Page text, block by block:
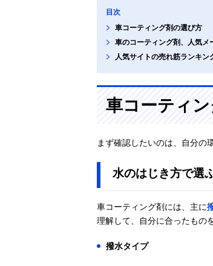
目次
車コーティング剤の選び方
車のコーティング剤、人気メ
人気サイトの売れ筋ランキン
車コーティ
まず確認したいのは、自分の
水のはじき方で選
車コーティング剤には、主に
理解して、自分に合ったもの
撥水タイプ